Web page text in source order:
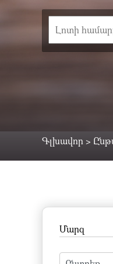
Գլխավոր >
Մարզ